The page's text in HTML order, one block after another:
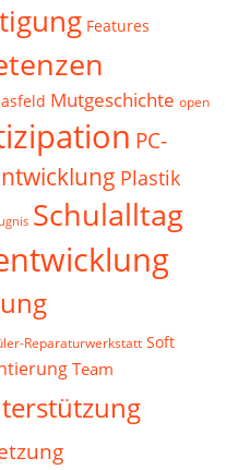
Features
Mutgeschichte open
PC-
Plastik
Schulalltag
Reparaturwerkstatt Soft
Team